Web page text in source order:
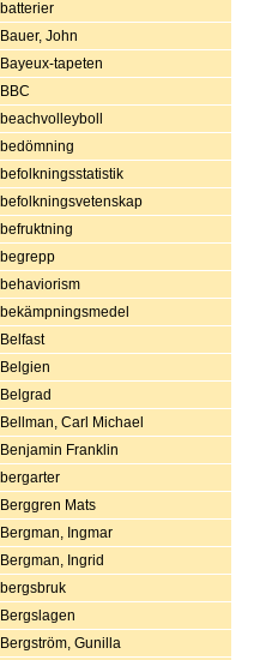
batterier
Bauer, John
Bayeux-tapeten
BBC
beachvolleyboll
bedömning
befolkningsstatistik
befolkningsvetenskap
befruktning
begrepp
behaviorism
bekämpningsmedel
Belfast
Belgien
Belgrad
Bellman, Carl Michael
Benjamin Franklin
bergarter
Berggren Mats
Bergman, Ingmar
Bergman, Ingrid
bergsbruk
Bergslagen
Bergström, Gunilla